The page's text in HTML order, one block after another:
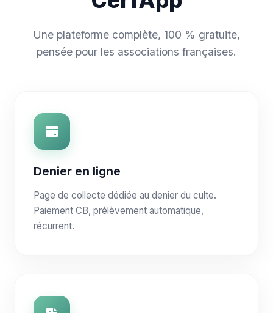
Une plateforme complète, 100 % gratuite,
pensée pour les associations françaises.
Denier en ligne
Page de collecte dédiée au denier du culte.
Paiement CB, prélèvement automatique,
récurrent.